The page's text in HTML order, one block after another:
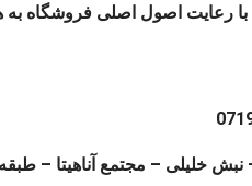
را با رعایت اصول اصلی فروشگاه
خلیلی – مجتمع آناهیتا – طبقه